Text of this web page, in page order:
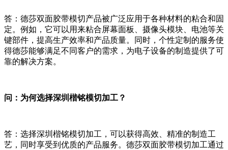
答：德莎双面胶带模切产品被广泛应用于各种材料的粘合和固
定。例如，它可以用来粘合屏幕面板、摄像头模块、电池等关
键部件，提高生产效率和产品质量。同时，个性定制的服务使
得德莎能够满足不同客户的需求，为电子设备的制造提供了可
靠的解决方案。
问：为何选择深圳楷铭模切加工？
答：选择深圳楷铭模切加工，可以获得高效、精准的制造工
艺，同时享受到优质的产品服务。德莎双面胶带模切加工通过